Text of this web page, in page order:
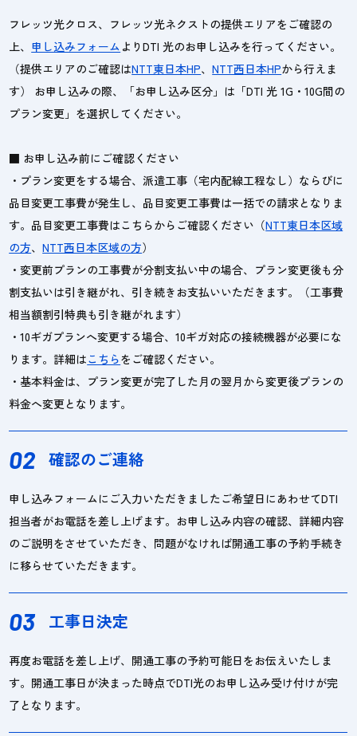
フレッツ光クロス、フレッツ光ネクストの提供エリアをご確認の
上、 申し込みフォーム よりDTI 光のお申し込みを行ってください。
（提供エリアのご確認はNTT東日本HP、NTT西日本HPから行えま
す） お申し込みの際、「お申し込み区分」は「DTI 光 1G・10G間の
プラン変更」を選択してください。
■ お申し込み前にご確認ください
・プラン変更をする場合、派遣工事（宅内配線工程なし）ならびに
品目変更工事費が発生し、品目変更工事費は一括での請求となりま
す。品目変更工事費はこちらからご確認ください（NTT東日本区域
の方、NTT西日本区域の方）
・変更前プランの工事費が分割支払い中の場合、プラン変更後も分
割支払いは引き継がれ、引き続きお支払いいただきます。（工事費
相当額割引特典も引き継がれます）
・10ギガプランへ変更する場合、10ギガ対応の接続機器が必要にな
ります。詳細はこちらをご確認ください。
・基本料金は、プラン変更が完了した月の翌月から変更後プランの
料金へ変更となります。
02 確認のご連絡
申し込みフォームにご入力いただきましたご希望日にあわせてDTI
担当者がお電話を差し上げます。お申し込み内容の確認、詳細内容
のご説明をさせていただき、問題がなければ開通工事の予約手続き
に移らせていただきます。
03 工事日決定
再度お電話を差し上げ、開通工事の予約可能日をお伝えいたしま
す。開通工事日が決まった時点でDTI光のお申し込み受け付けが完
了となります。